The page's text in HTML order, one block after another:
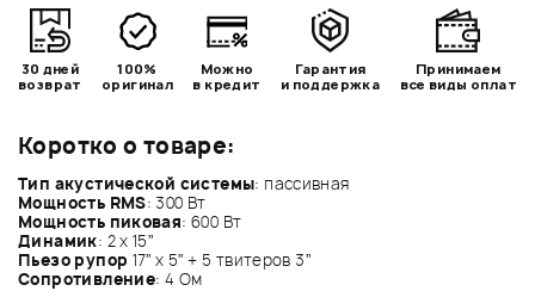
Коротко о товаре:
Тип акустической системы: пассивная
Мощность RMS: 300 Вт
Мощность пиковая: 600 Вт
Динамик: 2 х 15”
Пьезо рупор 17” x 5” + 5 твитеров 3”
Сопротивление: 4 Ом
30 дней
возврат
100%
оригинал
Можно
в кредит
Гарантия
и поддержка
Принимаем
все виды оплат